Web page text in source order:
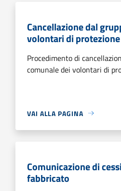
Cancellazione dal
volontari di
Procedimento di
comunale dei volontari di
VAI ALLA PAGINA
Comunicazione di
fabbricato